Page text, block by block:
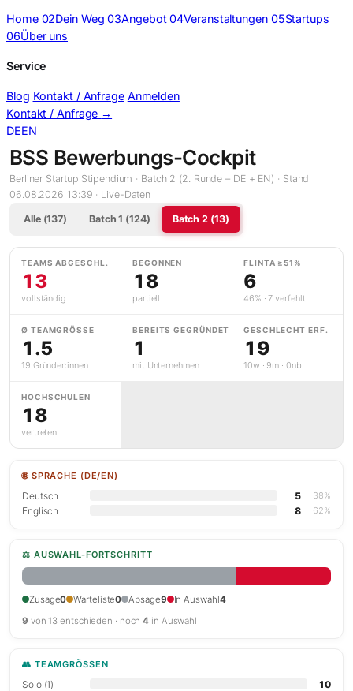
Home 02Dein Weg 03Angebot 04Veranstaltungen 05Startups
06Über uns
Service
Blog Kontakt / Anfrage Anmelden
Kontakt / Anfrage →
DEEN
BSS Bewerbungs-Cockpit
Berliner Startup Stipendium · Batch 2 (2. Runde – DE + EN) · Stand
06.08.2026 13:39 · Live-Daten
Alle (137) Batch 1 (124) Batch 2 (13)
TEAMS ABGESCHL.
13
vollständig
BEGONNEN
18
partiell
FLINTA ≥51%
6
46% · 7 verfehlt
Ø TEAMGRÖSSE
1.5
19 Gründer:innen
BEREITS GEGRÜNDET
1
mit Unternehmen
GESCHLECHT ERF.
19
10w · 9m · 0nb
HOCHSCHULEN
18
vertreten
🌐 SPRACHE (DE/EN)
Deutsch 5 38%
Englisch 8 62%
⚖ AUSWAHL-FORTSCHRITT
Zusage0 Warteliste0 Absage9 In Auswahl4
9 von 13 entschieden · noch4 in Auswahl
👥 TEAMGRÖSSEN
Solo (1)
10